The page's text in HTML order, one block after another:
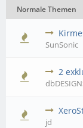
Normale Themen
SunSonic
2
jd